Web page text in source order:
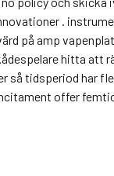
.
på amp
hitta
tidsperiod har
offer